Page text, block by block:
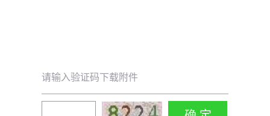
请输入验证码下载附件